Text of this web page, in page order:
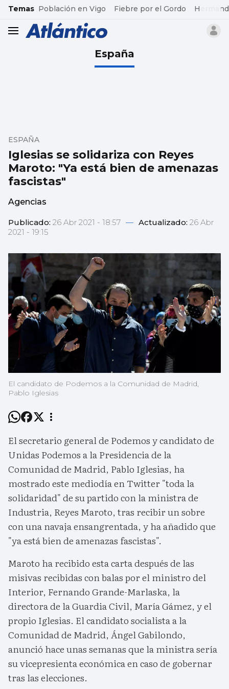
common.go-to-content
Temas Población en Vigo Fiebre por el Gordo
header.menu.open
España
Iglesias se solidariza con Reyes
Maroto: "Ya está bien de amenazas
fascistas"
ESPAÑA
Agencias
Publicado: 26 Abr 2021 - 18:57 — Actualizado: 26 Abr
2021 - 19:15
El candidato de Podemos a la Comunidad de Madrid,
Pablo Iglesias
El secretario general de Podemos y candidato de
Unidas Podemos a la Presidencia de la
Comunidad de Madrid, Pablo Iglesias, ha
mostrado este mediodía en Twitter "toda la
solidaridad" de su partido con la ministra de
Industria, Reyes Maroto, tras recibir un sobre
con una navaja ensangrentada, y ha añadido que
"ya está bien de amenazas fascistas".
Maroto ha recibido esta carta después de las
misivas recibidas con balas por el ministro del
Interior, Fernando Grande-Marlaska, la
directora de la Guardia Civil, María Gámez, y el
propio Iglesias. El candidato socialista a la
Comunidad de Madrid, Ángel Gabilondo,
anunció hace unas semanas que la ministra sería
su vicepresienta económica en caso de gobernar
tras las elecciones.